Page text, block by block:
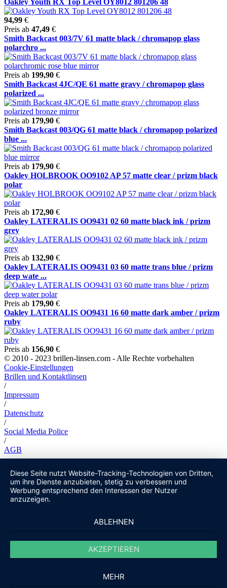
94,99 €
Preis ab 47,49 €
Smith Backcast 003/7V 61 matte black / chromapop glass
polarchro ...
Preis ab 199,90 €
Smith Backcast 4JC/QE 61 matte gravy / chromapop glass
polarized ...
Preis ab 179,90 €
Smith Backcast 003/QG 61 matte black / chromapop polarized
blue ...
Preis ab 179,90 €
Oakley HOLBROOK OO9102 AP 57 matte clear / prizm black
polar
Preis ab 172,90 €
Oakley LATERALIS OO9431 02 60 matte black ink / prizm
grey
Preis ab 132,90 €
Oakley LATERALIS OO9431 03 60 matte trans blue / prizm
deep wate ...
Preis ab 179,90 €
Oakley LATERALIS OO9431 16 60 matte dark amber / prizm
ruby
Preis ab 156,90 €
© 2010 - 2023 brillen-linsen.com - Alle Rechte vorbehalten
Cookie-Einstellungen
Brillen und Kontaktlinsen
/
Impressum
/
Datenschutz
/
Social Media Police
/
AGB
Diese Seite nutzt Website-Tracking-Technologien von Dritten,
um ihre Dienste anzubieten, stetig zu verbessern und
Werbung entsprechend den Interessen der Nutzer
anzuzeigen.
ABLEHNEN
AKZEPTIEREN
MEHR